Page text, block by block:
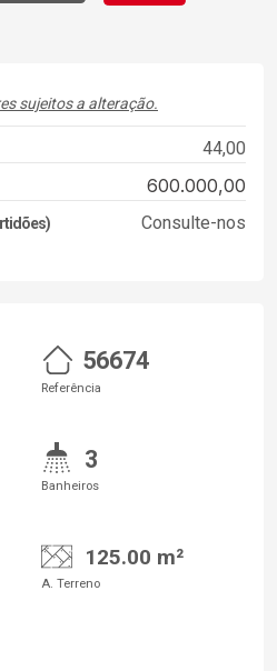
sujeitos a alteração.
44,00
600.000,00
Consulte-nos
56674
Referência
3
Banheiros
125.00 m²
A. Terreno